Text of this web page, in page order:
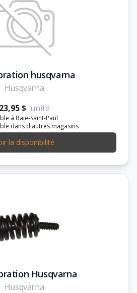
husqvarna
Husqvarna
23,95 $ unité
à Baie-Saint-Paul
dans d'autres magasins
la disponibilité
Husqvarna
Husqvarna